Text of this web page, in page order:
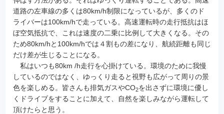
道路の左車線の多くは80km/h制限になっているが、多くのド
ライバーは100km/hで走っている。高速運転時の走行抵抗はほ
ぼ空気抵抗で、これは速度の二乗に比例して大きくなる。その
ため80km/hと100km/hでは４割もの差になり、航続距離も同じ
だけ差が生じることになる。
私はいつも80km /h走行を心掛けている。環境のために我慢
しているのではなく、ゆっくり走ると視野も広がって周りの景
色を楽しめる。皆さんも排気ガスやCO2を出さずに環境に優し
くドライブをすることに加えて、自然を楽しみながら運転して
頂けたらと思う。